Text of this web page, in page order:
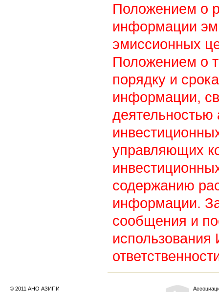
Положением о
информации
эмиссионных
Положением о
порядку и
информации,
управляющих
содержанию
информации.
сообщения и
© 2011 АНО АЗИПИ